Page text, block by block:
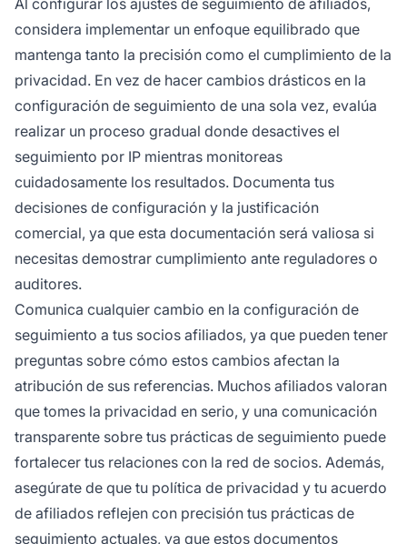
Al configurar los ajustes de seguimiento de afiliados,
considera implementar un enfoque equilibrado que
mantenga tanto la precisión como el cumplimiento de la
privacidad. En vez de hacer cambios drásticos en la
configuración de seguimiento de una sola vez, evalúa
realizar un proceso gradual donde desactives el
seguimiento por IP mientras monitoreas
cuidadosamente los resultados. Documenta tus
decisiones de configuración y la justificación
comercial, ya que esta documentación será valiosa si
necesitas demostrar cumplimiento ante reguladores o
auditores.
Comunica cualquier cambio en la configuración de
seguimiento a tus socios afiliados, ya que pueden tener
preguntas sobre cómo estos cambios afectan la
atribución de sus referencias. Muchos afiliados valoran
que tomes la privacidad en serio, y una comunicación
transparente sobre tus prácticas de seguimiento puede
fortalecer tus relaciones con la red de socios. Además,
asegúrate de que tu política de privacidad y tu acuerdo
de afiliados reflejen con precisión tus prácticas de
seguimiento actuales, ya que estos documentos